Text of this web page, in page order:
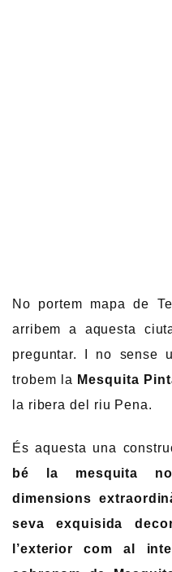
No portem mapa de
arribem a aquesta
preguntar. I no sense
trobem la Mesquita
la ribera del riu Pena.
És aquesta una
bé la mesquita
dimensions
seva exquisida
l’exterior com al